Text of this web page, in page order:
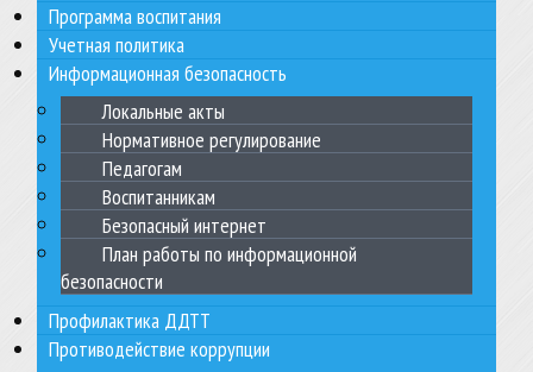
Программа воспитания
Учетная политика
Информационная безопасность
Локальные акты
Нормативное регулирование
Педагогам
Воспитанникам
Безопасный интернет
План работы по информационной
безопасности
Профилактика ДДТТ
Противодействие коррупции